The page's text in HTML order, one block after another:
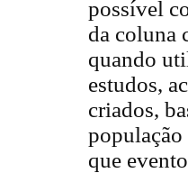
possível
da coluna
quando
estudos,
criados,
que